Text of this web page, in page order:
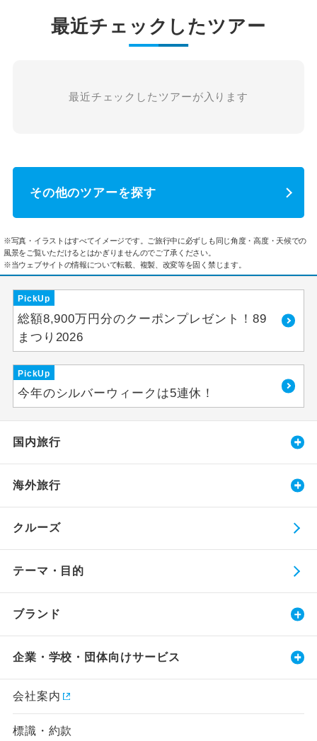
最近チェックしたツアー
最近チェックしたツアーが入ります
その他のツアーを探す
※写真・イラストはすべてイメージです。ご旅行中に必ずしも同じ角度・高度・天候での
風景をご覧いただけるとはかぎりませんのでご了承ください。
※当ウェブサイトの情報について転載、複製、改変等を固く禁じます。
PickUp
総額8,900万円分のクーポンプレゼント！89
まつり2026
PickUp
今年のシルバーウィークは5連休！
国内旅行
海外旅行
クルーズ
テーマ・目的
ブランド
企業・学校・団体向けサービス
会社案内
標識・約款